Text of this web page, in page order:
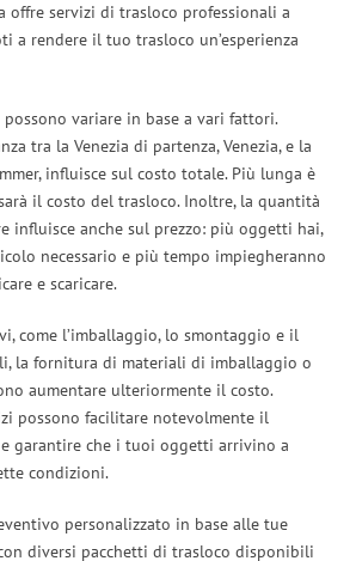
offre servizi di trasloco professionali a
a rendere il tuo trasloco un’esperienza
variare in base a vari fattori.
tra la Venezia di partenza, Venezia, e la
influisce sul costo totale. Più lunga è
il costo del trasloco. Inoltre, la quantità
influisce anche sul prezzo: più oggetti hai,
necessario e più tempo impiegheranno
e scaricare.
come l’imballaggio, lo smontaggio e il
la fornitura di materiali di imballaggio o
aumentare ulteriormente il costo.
possono facilitare notevolmente il
garantire che i tuoi oggetti arrivino a
condizioni.
personalizzato in base alle tue
diversi pacchetti di trasloco disponibili